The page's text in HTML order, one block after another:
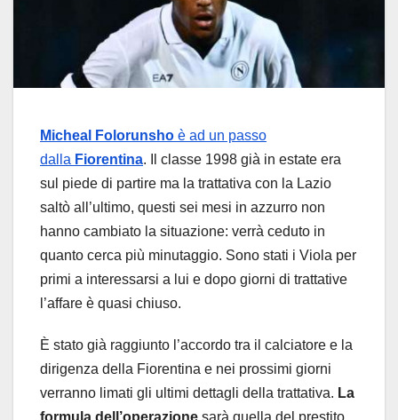
Micheal Folorunsho è ad un passo
dalla Fiorentina. Il classe 1998 già in estate era
sul piede di partire ma la trattativa con la Lazio
saltò all’ultimo, questi sei mesi in azzurro non
hanno cambiato la situazione: verrà ceduto in
quanto cerca più minutaggio. Sono stati i Viola per
primi a interessarsi a lui e dopo giorni di trattative
l’affare è quasi chiuso.
È stato già raggiunto l’accordo tra il calciatore e la
dirigenza della Fiorentina e nei prossimi giorni
verranno limati gli ultimi dettagli della trattativa. La